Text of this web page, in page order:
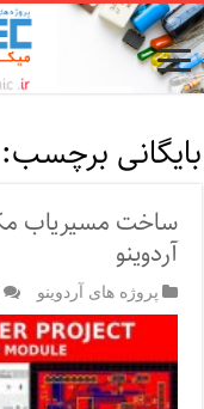
بایگانی
آردوینو
پروژه های آردوینو